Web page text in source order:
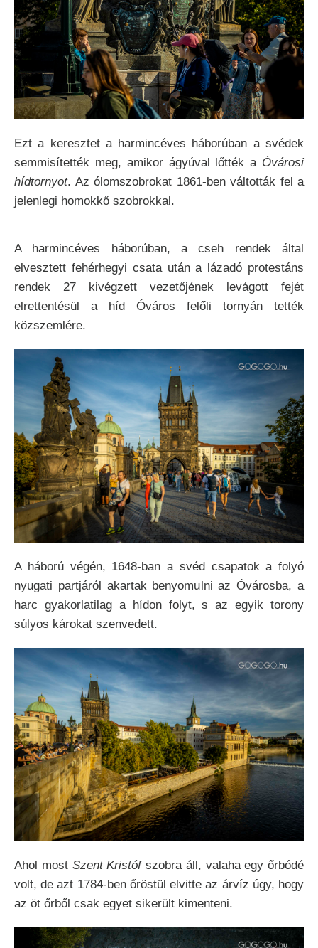
Ezt a keresztet a harmincéves háborúban a svédek
semmisítették meg, amikor ágyúval lőtték a Óvárosi
hídtornyot. Az ólomszobrokat 1861-ben váltották fel a
jelenlegi homokkő szobrokkal.
A harmincéves háborúban, a cseh rendek által
elvesztett fehérhegyi csata után a lázadó protestáns
rendek 27 kivégzett vezetőjének levágott fejét
elrettentésül a híd Óváros felőli tornyán tették
közszemlére.
A háború végén, 1648-ban a svéd csapatok a folyó
nyugati partjáról akartak benyomulni az Óvárosba, a
harc gyakorlatilag a hídon folyt, s az egyik torony
súlyos károkat szenvedett.
Ahol most Szent Kristófszobra áll, valaha egy őrbódé
volt, de azt 1784-ben őröstül elvitte az árvíz úgy, hogy
az öt őrből csak egyet sikerült kimenteni.